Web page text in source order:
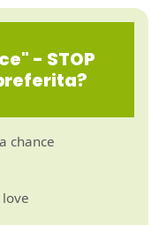
- STOP
chance
love